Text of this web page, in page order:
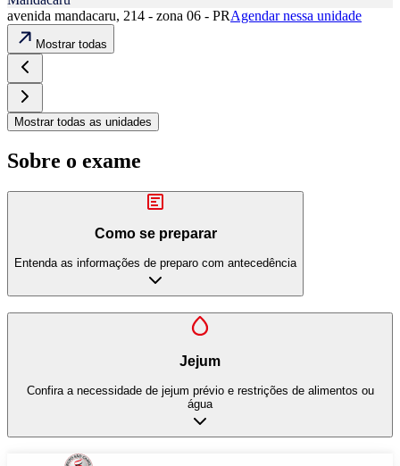
avenida mandacaru, 214 - zona 06 - PRAgendar nessa unidade
Mostrar todas
Mostrar todas as unidades
Sobre o exame
Como se preparar
Entenda as informações de preparo com antecedência
Jejum
Confira a necessidade de jejum prévio e restrições de alimentos ou
água